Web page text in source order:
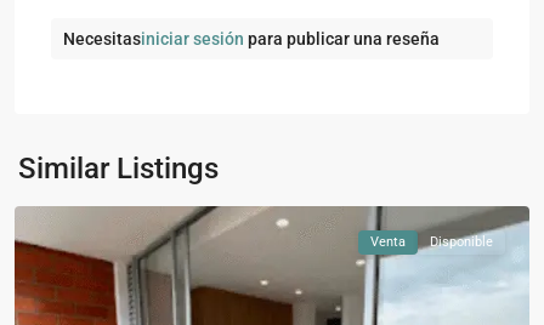
Necesitasiniciar sesión para publicar una reseña
Similar Listings
Comuna
Ana
Bello
Venta Disponible